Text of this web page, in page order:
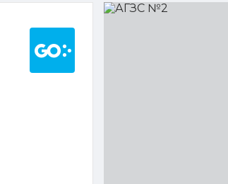
Построить маршрут на Yandex.
АГЗС